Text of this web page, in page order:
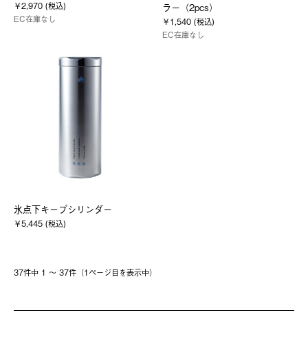
￥2,970 (税込)
EC在庫なし
ラー（2pcs）
￥1,540 (税込)
EC在庫なし
氷点下キープシリンダー
￥5,445 (税込)
37件中 1 〜 37件（1ページ⽬を表⽰中）